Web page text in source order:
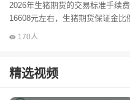
2026年生猪期货的交易标准手续
16608元左右，生猪期货保证金比
170人
精选视频